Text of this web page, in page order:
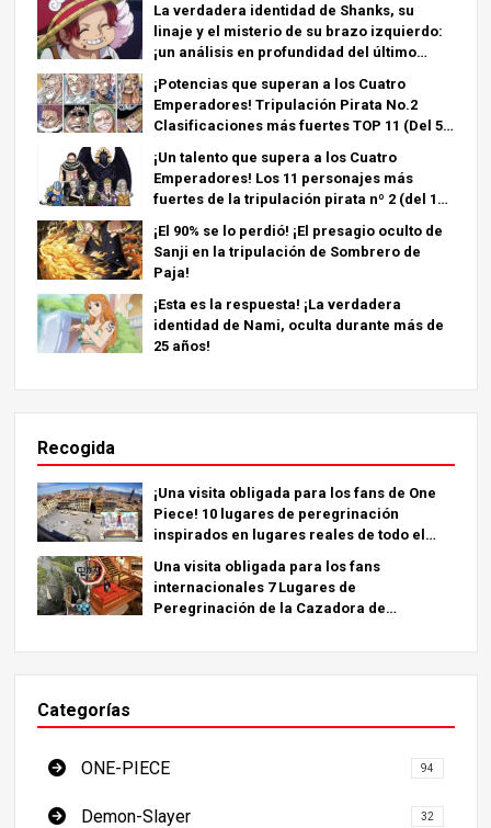
La verdadera identidad de Shanks, su
linaje y el misterio de su brazo izquierdo:
¡un análisis en profundidad del último
¡Potencias que superan a los Cuatro
Emperadores! Tripulación Pirata No.2
Clasificaciones más fuertes TOP 11 (Del 5º
¡Un talento que supera a los Cuatro
Emperadores! Los 11 personajes más
fuertes de la tripulación pirata nº 2 (del 11º
¡El 90% se lo perdió! ¡El presagio oculto de
Sanji en la tripulación de Sombrero de
Paja!
¡Esta es la respuesta! ¡La verdadera
identidad de Nami, oculta durante más de
25 años!
Recogida
¡Una visita obligada para los fans de One
Piece! 10 lugares de peregrinación
inspirados en lugares reales de todo el
Una visita obligada para los fans
internacionales 7 Lugares de
Peregrinación de la Cazadora de
Categorías
ONE-PIECE 94
Demon-Slayer 32